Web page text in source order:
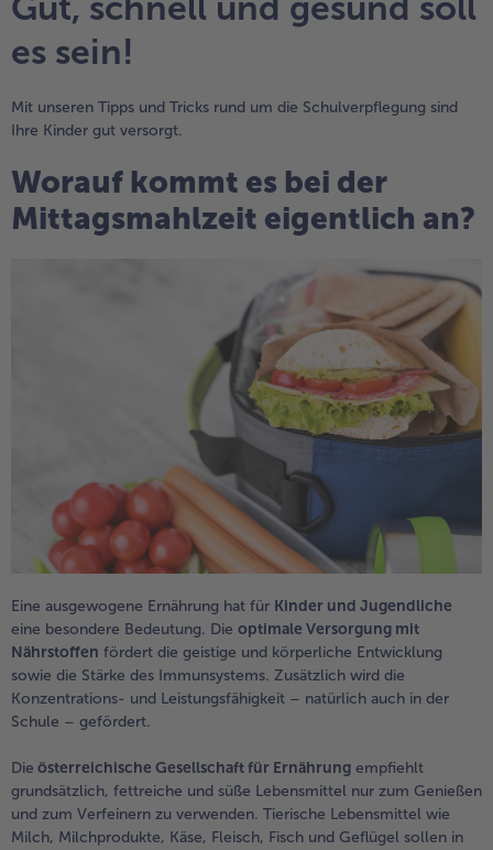
alle Hausmannskost & Suppen
alle Obst
Brot & Gebäck
alle Brot & Gebäck
Süße Vielfalt
alle Süße Vielfalt
alle Confiserie & Feinkost
Wein & Spirituosen
alle Wein & Spirituosen
Küchenhelfer
es sein!
Mit unseren Tipps und Tricks rund um die Schulverpflegung sind
Ihre Kinder gut versorgt.
Worauf kommt es bei der
Mittagsmahlzeit eigentlich an?
Eine ausgewogene Ernährung hat für Kinder und Jugendliche
eine besondere Bedeutung. Die optimale Versorgung mit
Nährstoffen fördert die geistige und körperliche Entwicklung
sowie die Stärke des Immunsystems. Zusätzlich wird die
Konzentrations- und Leistungsfähigkeit – natürlich auch in der
Schule – gefördert.
Die österreichische Gesellschaft für Ernährung empfiehlt
grundsätzlich, fettreiche und süße Lebensmittel nur zum Genießen
und zum Verfeinern zu verwenden. Tierische Lebensmittel wie
Milch, Milchprodukte, Käse, Fleisch, Fisch und Geflügel sollen in